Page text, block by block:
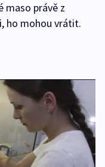
maso právě z
ho mohou vrátit.